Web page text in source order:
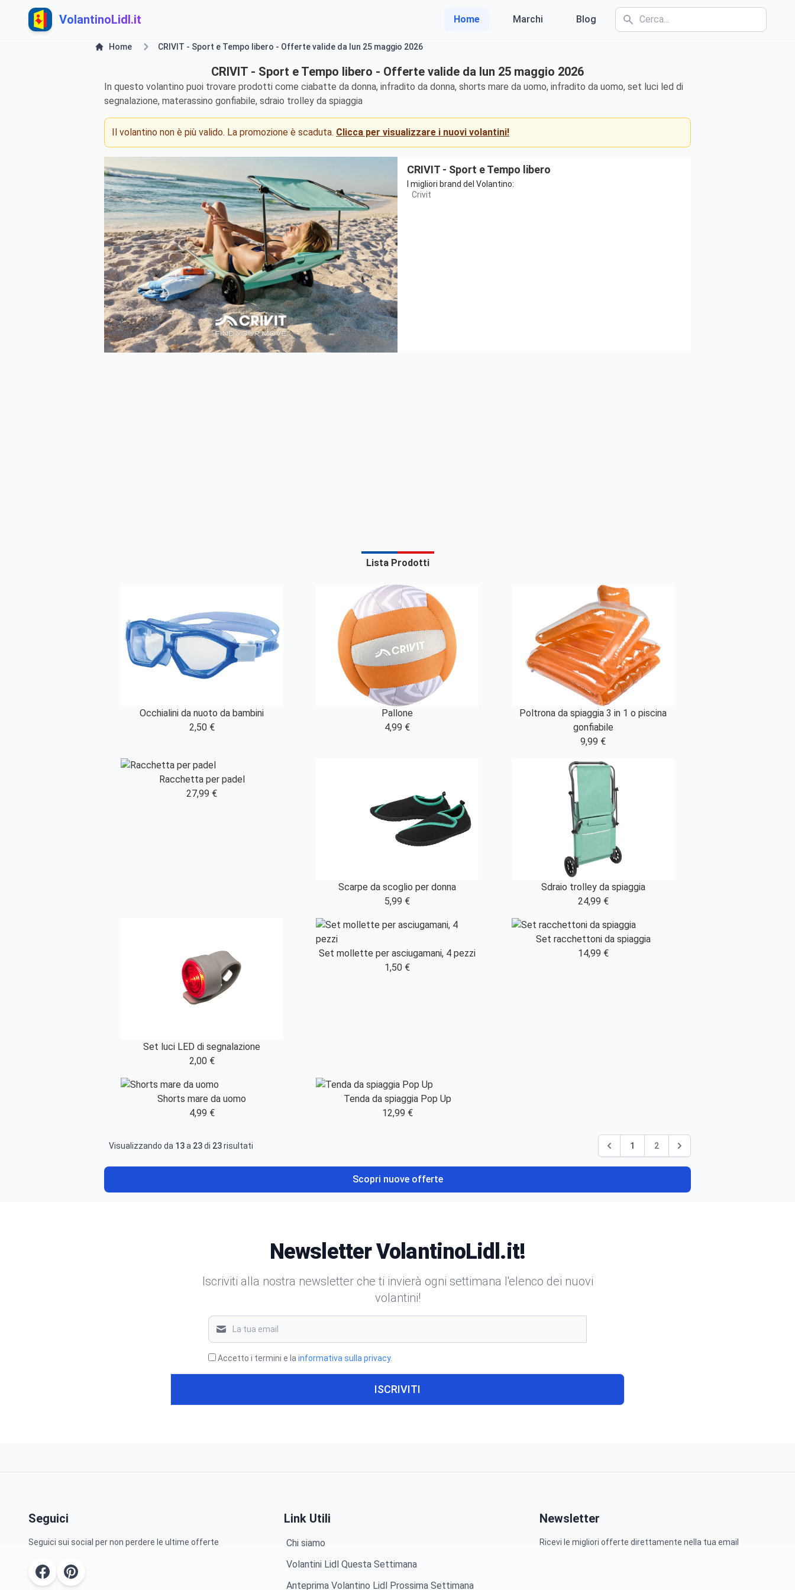
VolantinoLidl.it Home Marchi Blog
Home CRIVIT - Sport e Tempo libero - Offerte valide da lun 25 maggio 2026
CRIVIT - Sport e Tempo libero - Offerte valide da lun 25 maggio 2026
In questo volantino puoi trovare prodotti come ciabatte da donna, infradito da donna, shorts mare da uomo, infradito da uomo, set luci led di
segnalazione, materassino gonfiabile, sdraio trolley da spiaggia
Il volantino non è più valido. La promozione è scaduta. Clicca per visualizzare i nuovi volantini!
CRIVIT - Sport e Tempo libero
I migliori brand del Volantino:
Crivit
Lista Prodotti
Occhialini da nuoto da bambini
2,50 €
Pallone
4,99 €
Poltrona da spiaggia 3 in 1 o piscina
gonfiabile
9,99 €
Racchetta per padel
27,99 €
Scarpe da scoglio per donna
5,99 €
Sdraio trolley da spiaggia
24,99 €
Set luci LED di segnalazione
2,00 €
Set mollette per asciugamani, 4 pezzi
1,50 €
Set racchettoni da spiaggia
14,99 €
Shorts mare da uomo
4,99 €
Tenda da spiaggia Pop Up
12,99 €
Visualizzando da 13a 23di 23risultati 1 2
Scopri nuove offerte
Newsletter VolantinoLidl.it!
Iscriviti alla nostra newsletter che ti invierà ogni settimana l'elenco dei nuovi
volantini!
Accetto i termini e lainformativa sulla privacy.
ISCRIVITI
Seguici
Seguici sui social per non perdere le ultime offerte
Link Utili
Chi siamo
Volantini Lidl Questa Settimana
Anteprima Volantino Lidl Prossima Settimana
Newsletter
Ricevi le migliori offerte direttamente nella tua email